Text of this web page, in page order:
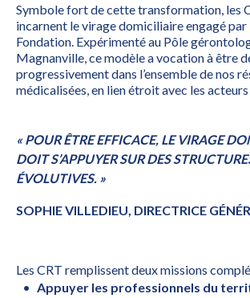
Symbole fort de cette transformation, les
incarnent le virage domiciliaire engagé par
Fondation. Expérimenté au Pôle
Magnanville, ce modèle a vocation à être
progressivement dans l’ensemble de nos
médicalisées, en lien étroit avec les acteurs
« POUR ÊTRE EFFICACE, LE VIRAGE
DOIT S’APPUYER SUR DES
ÉVOLUTIVES. »
SOPHIE VILLEDIEU, DIRECTRICE
Les CRT remplissent deux missions
Appuyer les professionnels du